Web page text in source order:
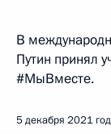
В
Путин принял
#МыВместе.
5 декабря 2021